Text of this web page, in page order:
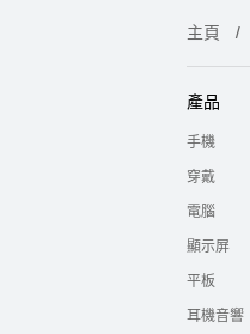
主頁
產品
手機
穿戴
電腦
顯示屏
平板
耳機音響